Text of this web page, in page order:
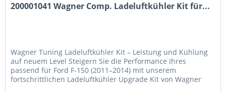
200001041 Wagner Comp. Ladeluftkühler Kit für...
Wagner Tuning Ladeluftkühler Kit – Leistung und Kühlung
auf neuem Level Steigern Sie die Performance Ihres
passend für Ford F-150 (2011–2014) mit unserem
fortschrittlichen Ladeluftkühler Upgrade Kit von Wagner